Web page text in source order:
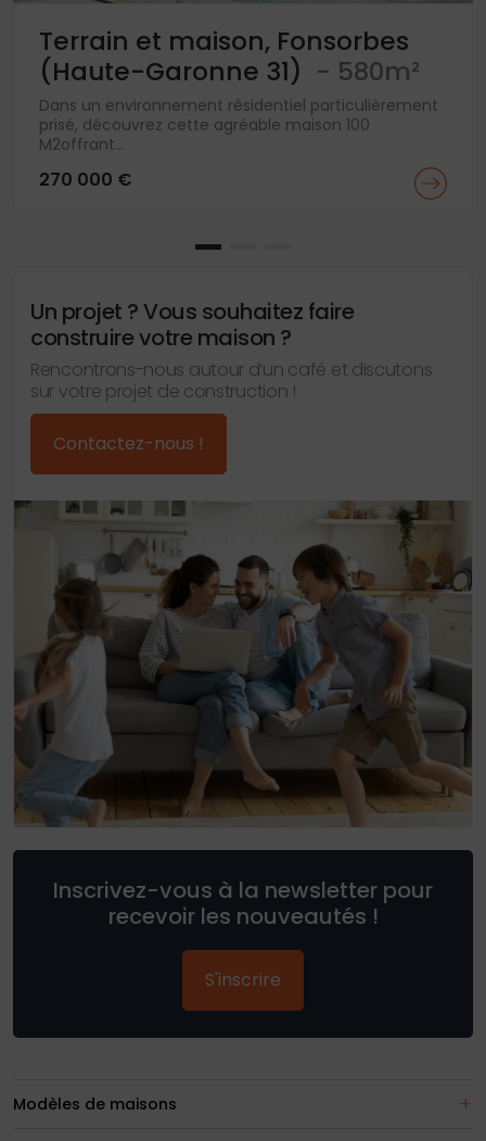
Terrain et maison, Fonsorbes
(Haute-Garonne 31) - 580m²
Dans un environnement résidentiel particulièrement
prisé, découvrez cette agréable maison 100
M2offrant...
270 000 €
Un projet ? Vous souhaitez faire
construire votre maison ?
Rencontrons-nous autour d’un café et discutons
sur votre projet de construction !
Contactez-nous !
Inscrivez-vous à la newsletter pour
recevoir les nouveautés !
S'inscrire
Modèles de maisons